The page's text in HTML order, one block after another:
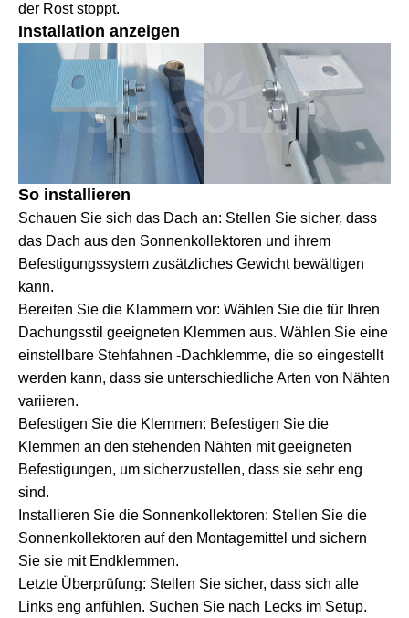
der Rost stoppt.
Installation anzeigen
So installieren
Schauen Sie sich das Dach an: Stellen Sie sicher, dass
das Dach aus den Sonnenkollektoren und ihrem
Befestigungssystem zusätzliches Gewicht bewältigen
kann.
Bereiten Sie die Klammern vor: Wählen Sie die für Ihren
Dachungsstil geeigneten Klemmen aus. Wählen Sie eine
einstellbare Stehfahnen -Dachklemme, die so eingestellt
werden kann, dass sie unterschiedliche Arten von Nähten
variieren.
Befestigen Sie die Klemmen: Befestigen Sie die
Klemmen an den stehenden Nähten mit geeigneten
Befestigungen, um sicherzustellen, dass sie sehr eng
sind.
Installieren Sie die Sonnenkollektoren: Stellen Sie die
Sonnenkollektoren auf den Montagemittel und sichern
Sie sie mit Endklemmen.
Letzte Überprüfung: Stellen Sie sicher, dass sich alle
Links eng anfühlen. Suchen Sie nach Lecks im Setup.